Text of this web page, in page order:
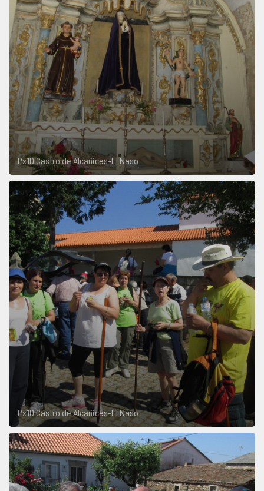
Px1D Castro de Alcañices-El Naso
Px1D Castro de Alcañices-El Naso